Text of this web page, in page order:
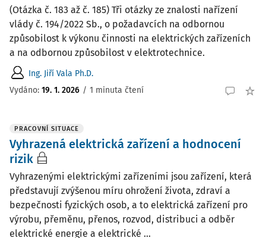
(Otázka č. 183 až č. 185) Tři otázky ze znalosti nařízení
vlády č. 194/2022 Sb., o požadavcích na odbornou
způsobilost k výkonu činnosti na elektrických zařízeních
a na odbornou způsobilost v elektrotechnice.
Ing. Jiří Vala Ph.D.
Vydáno: 19. 1. 2026 / 1 minuta čtení
PRACOVNÍ SITUACE
Vyhrazená elektrická zařízení a hodnocení
rizik
Vyhrazenými elektrickými zařízeními jsou zařízení, která
představují zvýšenou míru ohrožení života, zdraví a
bezpečnosti fyzických osob, a to elektrická zařízení pro
výrobu, přeměnu, přenos, rozvod, distribuci a odběr
elektrické energie a elektrické ...